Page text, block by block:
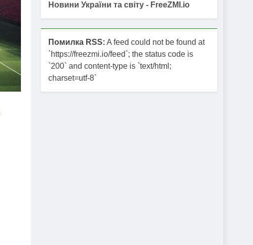
Новини України та світу - FreeZMI.io
Помилка RSS: A feed could not be found at
`https://freezmi.io/feed`; the status code is
`200` and content-type is `text/html;
charset=utf-8`